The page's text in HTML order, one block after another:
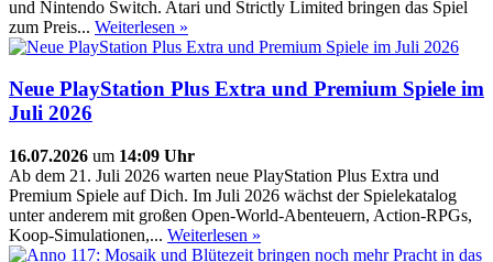
und Nintendo Switch. Atari und Strictly Limited bringen das Spiel
zum Preis... Weiterlesen »
Neue PlayStation Plus Extra und Premium Spiele im
Juli 2026
16.07.2026 um 14:09 Uhr
Ab dem 21. Juli 2026 warten neue PlayStation Plus Extra und
Premium Spiele auf Dich. Im Juli 2026 wächst der Spielekatalog
unter anderem mit großen Open-World-Abenteuern, Action-RPGs,
Koop-Simulationen,... Weiterlesen »